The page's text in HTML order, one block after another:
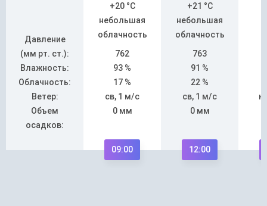
Давление
(мм рт. ст.):
Влажность:
Облачность:
Ветер:
Объем
осадков:
+20 °C
небольшая
облачность
762
93 %
17 %
св, 1 м/с
0 мм
09:00
+21 °C
небольшая
облачность
763
91 %
22 %
св, 1 м/с
0 мм
12:00